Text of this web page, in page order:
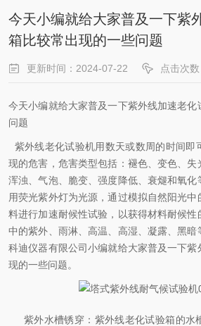
今天小编就给大家普及一下紫
箱比较常出现的一些问题
更新时间：2024-07-22 点击次
今天小编就给大家普及一下紫外线加速老
问题
紫外线老化试验机用数天或数周的时间即
现的危害，危害类型包括：褪色、变色、失
浑浊、气泡、脆变、强度降低、衰煺和氧
用荧光紫外灯为光源，通过模拟自然阳光
料进行加速耐候性试验，以获得材料耐候性
中的紫外、雨淋、高温、高湿、凝露、黑
科迪仪器有限公司小编就给大家普及一下紫
现的一些问题。
紫外水槽锈穿：紫外线老化试验箱的水